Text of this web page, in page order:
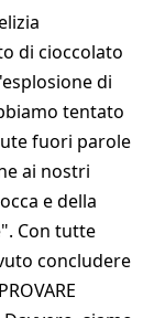
di cioccolato
di
tentato
fuori parole
ai nostri
e della
Con tutte
concludere